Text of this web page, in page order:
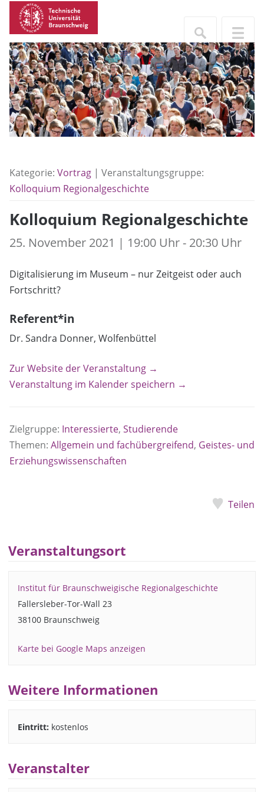
Kategorie: Vortrag | Veranstaltungsgruppe:
Kolloquium Regionalgeschichte
Kolloquium Regionalgeschichte
25. November 2021 | 19:00 Uhr - 20:30 Uhr
Digitalisierung im Museum – nur Zeitgeist oder auch
Fortschritt?
Referent*in
Dr. Sandra Donner, Wolfenbüttel
Zur Website der Veranstaltung →
Veranstaltung im Kalender speichern →
Zielgruppe: Interessierte, Studierende
Themen: Allgemein und fachübergreifend, Geistes- und
Erziehungswissenschaften
Teilen
Veranstaltungsort
Institut für Braunschweigische Regionalgeschichte
Fallersleber-Tor-Wall 23
38100 Braunschweig
Karte bei Google Maps anzeigen
Weitere Informationen
Eintritt: kostenlos
Veranstalter